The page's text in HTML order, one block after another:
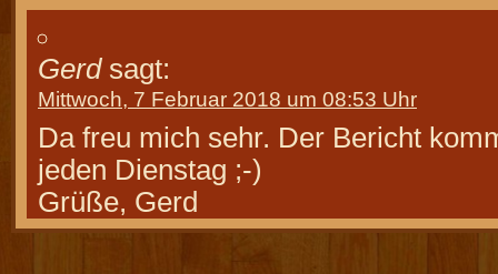
Gerd sagt:
Mittwoch, 7 Februar 2018 um 08:53 Uhr
Da freu mich sehr. Der Bericht
jeden Dienstag ;-)
Grüße, Gerd